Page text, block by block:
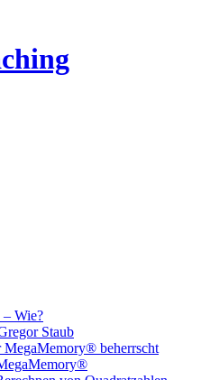
– Wie?
Staub
MegaMemory® beherrscht